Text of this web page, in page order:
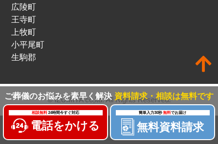
広陵町
王寺町
上牧町
小平尾町
生駒郡
© IZUMIYA co,ltd. All Rights Reserved.
ご葬儀のお悩みを素早く解決 資料請求・相談は無料です
相談無料 24時間今すぐ対応
電話をかける
簡単入力30秒無料でお届け
無料資料請求